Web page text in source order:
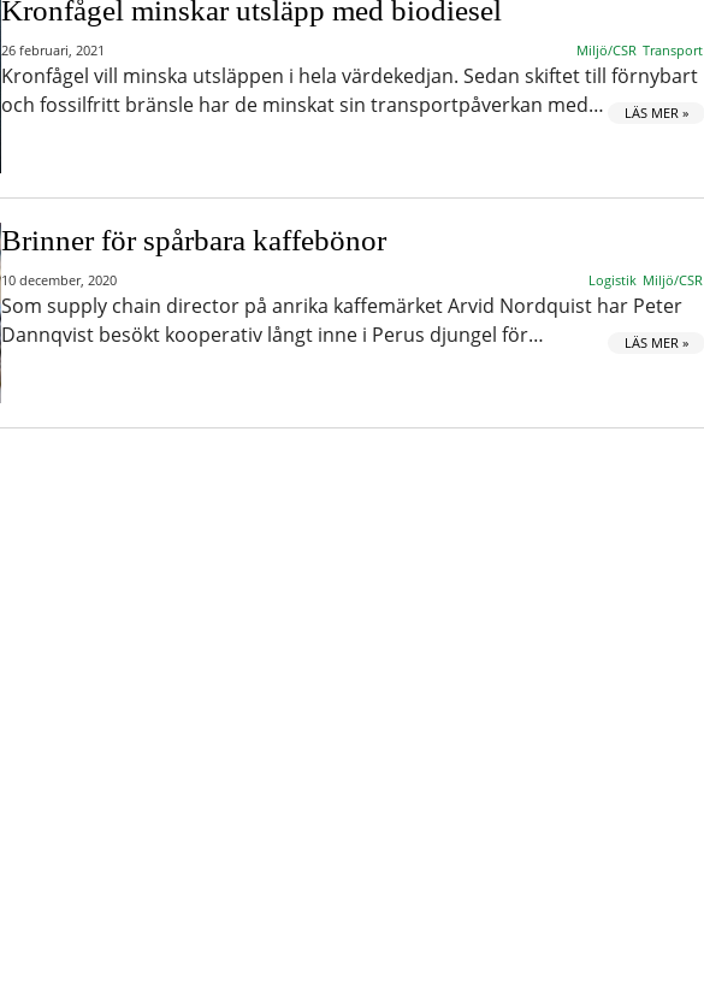
Kronfågel minskar utsläpp med biodiesel
26 februari, 2021 Miljö/CSR Transport
Kronfågel vill minska utsläppen i hela värdekedjan. Sedan skiftet till förnybart
och fossilfritt bränsle har de minskat sin transportpåverkan med…
LÄS MER »
Brinner för spårbara kaffebönor
10 december, 2020 Logistik Miljö/CSR
Som supply chain director på anrika kaffemärket Arvid Nordquist har Peter
Dannqvist besökt kooperativ långt inne i Perus djungel för…
LÄS MER »